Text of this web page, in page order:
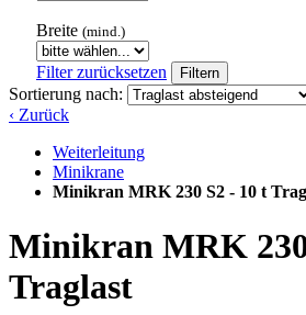
Breite (mind.)
Filter zurücksetzen Filtern
Sortierung nach:
‹ Zurück
Weiterleitung
Minikrane
Minikran MRK 230 S2 - 10 t
Minikran MRK
Traglast